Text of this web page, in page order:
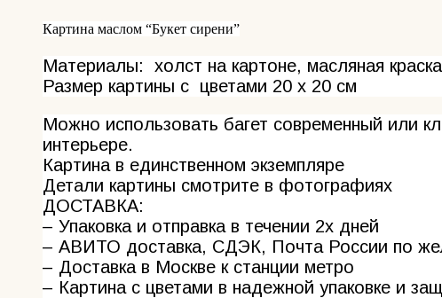
Картина маслом “Букет сирени”
Материалы: холст на картоне, масляная
Размер картины с цветами 20 х 20 см
Можно использовать багет современный или
интерьере.
Картина в единственном экземпляре
Детали картины смотрите в фотографиях
ДОСТАВКА:
– Упаковка и отправка в течении 2х дней
– АВИТО доставка, СДЭК, Почта России по
– Доставка в Москве к станции метро
– Картина с цветами в надежной упаковке и